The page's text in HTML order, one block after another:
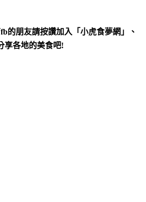
的朋友請按讚加入「小虎食夢網」、
享各地的美食吧!